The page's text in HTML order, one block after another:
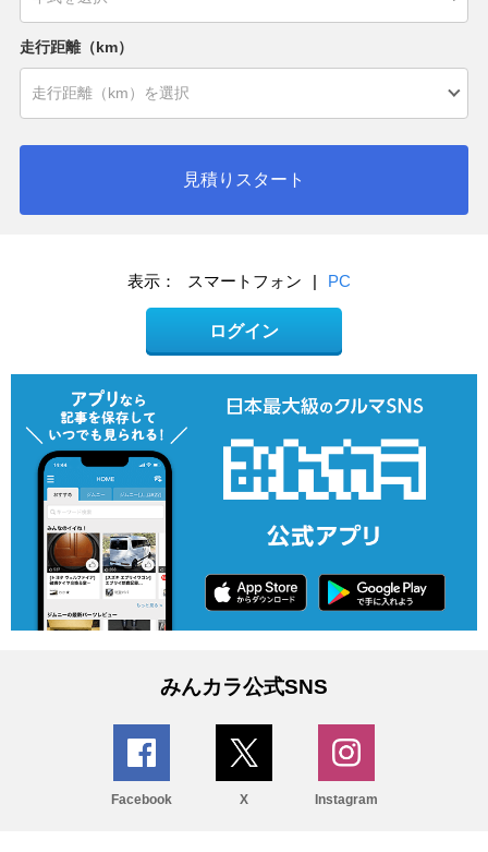
走行距離（km）
見積りスタート
表示： スマートフォン | PC
ログイン
みんカラ公式SNS
Facebook X Instagram